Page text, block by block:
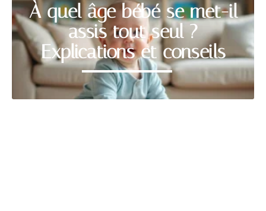
À quel âge bébé se met-il
assis tout seul ?
Explications et conseils